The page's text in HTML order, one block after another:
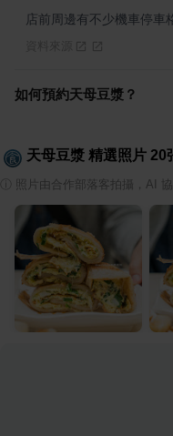
店前周邊有不少機車停車
如何預約天母豆漿？
天母豆漿 精選照片 20
照片由合作部落客拍攝，AI